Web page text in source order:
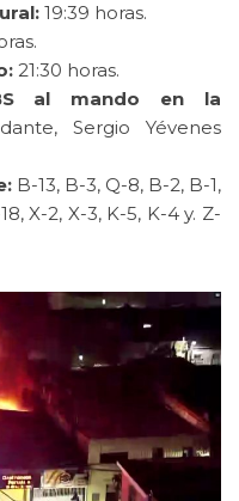
19:39 horas.
21:30 horas.
al mando en la
Sergio Yévenes
B-13, B-3, Q-8, B-2, B-1,
X-2, X-3, K-5, K-4 y. Z-